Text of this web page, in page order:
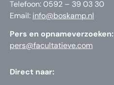
Telefoon: 0592 – 39 03 30
Email: info@boskamp.nl
Pers en opnameverzoeken:
pers@facultatieve.com
Direct naar: